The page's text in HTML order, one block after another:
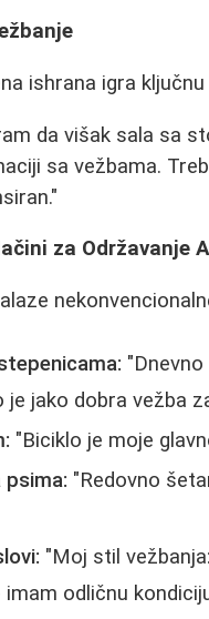
ishrana igra
da višak sala sa
sa vežbama.
za Održavanje
jako dobra vežba
"Biciklo je moje
psima: "Redovno
"Moj stil
odličnu